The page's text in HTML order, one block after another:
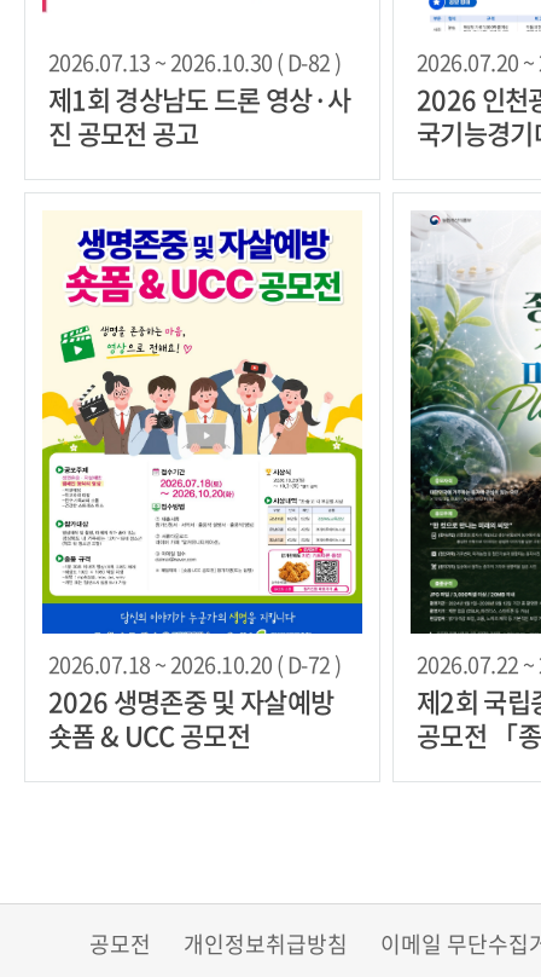
2026.07.13 ~ 2026.10.30 ( D-82 )
제1회 경상남도 드론 영상·사
진 공모전 공고
2026.07.20 ~
2026 인천
국기능경
2026.07.18 ~ 2026.10.20 ( D-72 )
2026 생명존중 및 자살예방
숏폼 & UCC 공모전
2026.07.22 ~
제2회 국립
공모전 「
공모전 개인정보취급방침 이메일 무단수집